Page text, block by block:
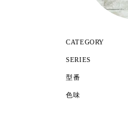
CATEGORY
SERIES
型番
色味